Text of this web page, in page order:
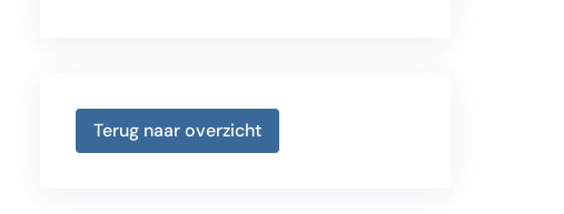
Terug naar overzicht